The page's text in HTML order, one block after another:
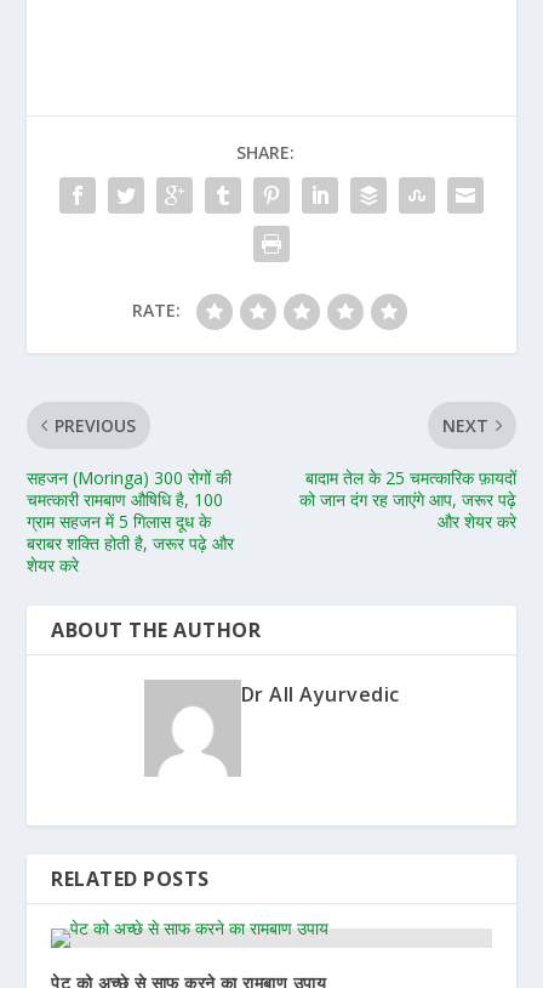
SHARE:
RATE:
PREVIOUS
सहजन (Moringa) 300 रोगों की
चमत्कारी रामबाण औषिधि है, 100
ग्राम सहजन में 5 गिलास दूध के
बराबर शक्ति होती है, जरूर पढ़े और
शेयर करे
NEXT
बादाम तेल के 25 चमत्कारिक फ़ायदों
को जान दंग रह जाएंगे आप, जरूर पढ़े
और शेयर करे
ABOUT THE AUTHOR
Dr All Ayurvedic
RELATED POSTS
पेट को अच्छे से साफ करने का रामबाण उपाय